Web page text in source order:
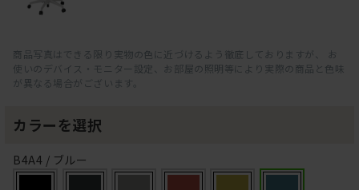
商品写真はできる限り実物の色に近づけるよう徹底しておりますが、 お
使いのデバイス・モニター設定、お部屋の照明等により実際の商品と色味
が異なる場合がございます。
カラーを選択
B4A4 / ブルー